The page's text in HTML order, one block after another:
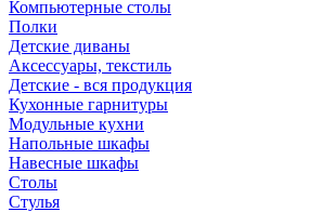
Компьютерные столы
Полки
Детские диваны
Аксессуары, текстиль
Детские - вся продукция
Кухонные гарнитуры
Модульные кухни
Напольные шкафы
Навесные шкафы
Столы
Стулья